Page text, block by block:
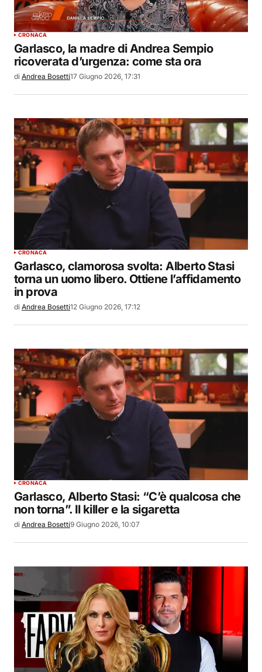
CRONACA
Garlasco, la madre di Andrea Sempio
ricoverata d’urgenza: come sta ora
di Andrea Bosetti17 Giugno 2026, 17:31
CRONACA
Garlasco, clamorosa svolta: Alberto Stasi
torna un uomo libero. Ottiene l’affidamento
in prova
di Andrea Bosetti12 Giugno 2026, 17:12
CRONACA
Garlasco, Alberto Stasi: “C’è qualcosa che
non torna”. Il killer e la sigaretta
di Andrea Bosetti9 Giugno 2026, 10:07